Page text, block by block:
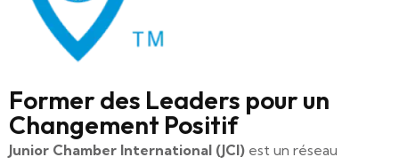
Former des Leaders pour un
Changement Positif
Junior Chamber International (JCI) est un réseau